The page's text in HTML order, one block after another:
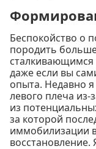
Беспокойство о
породить
сталкивающимся
даже если вы
опыта. Недавно
левого плеча
из
за которой
иммобилизации
восстановление.